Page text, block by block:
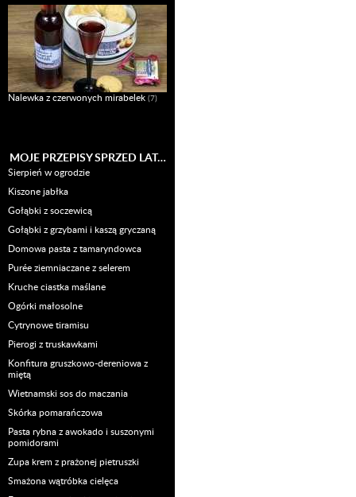
Nalewka z czerwonych mirabelek (7)
MOJE PRZEPISY SPRZED LAT…
Sierpień w ogrodzie
Kiszone jabłka
Gołąbki z soczewicą
Gołąbki z grzybami i kaszą gryczaną
Domowa pasta z tamaryndowca
Purée ziemniaczane z selerem
Kruche ciastka maślane
Ogórki małosolne
Cytrynowe tiramisu
Pierogi z truskawkami
Konfitura gruszkowo-dereniowa z
miętą
Wietnamski sos do maczania
Skórka pomarańczowa
Pasta rybna z awokado i suszonymi
pomidorami
Zupa krem z prażonej pietruszki
Smażona wątróbka cielęca